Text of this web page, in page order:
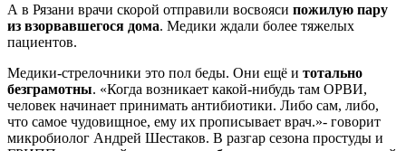
А в Рязани врачи скорой отправили восвояси пожилую пару
из взорвавшегося дома. Медики ждали более тяжелых
пациентов.
Медики-стрелочники это пол беды. Они ещё и тотально
безграмотны. «Когда возникает какой-нибудь там ОРВИ,
человек начинает принимать антибиотики. Либо сам, либо,
что самое чудовищное, ему их прописывает врач.»- говорит
микробиолог Андрей Шестаков. В разгар сезона простуды и